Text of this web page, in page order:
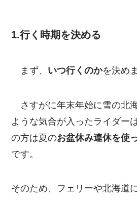
1.行く時期を決める
まず、 いつ行くのかを決め
さすがに年末年始に雪の北
ような気合が入ったライダー
の方は夏のお盆休み連休を使
です。
そのため、フェリーや北海道